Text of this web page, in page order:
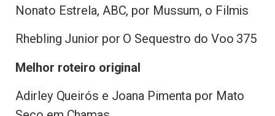
Nonato Estrela, ABC, por Mussum, o Filmis
Rhebling Junior por O Sequestro do Voo 375
Melhor roteiro original
Adirley Queirós e Joana Pimenta por Mato